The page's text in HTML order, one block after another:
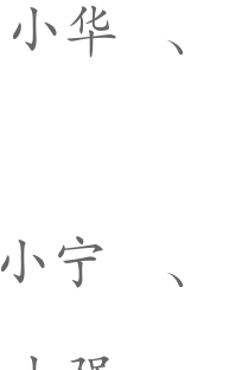
小华
、
小 宁
、